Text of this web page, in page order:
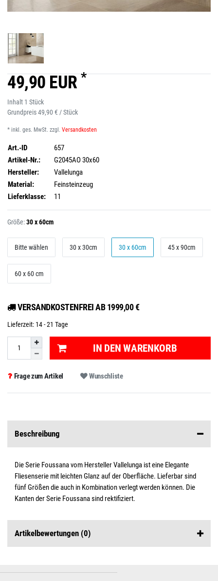
49,90 EUR *
Inhalt 1 Stück
Grundpreis49,90 € / Stück
* inkl. ges. MwSt. zzgl. Versandkosten
Art.-ID
657
Artikel-Nr.:
G2045AO 30x60
Hersteller:
Vallelunga
Material:
Feinsteinzeug
Lieferklasse:
11
Größe:30 x 60cm
Bitte wählen 30 x 30cm 30 x 60cm 45 x 90cm
60 x 60 cm
VERSANDKOSTENFREI AB 1999,00 €
Lieferzeit: 14 - 21 Tage
IN DEN WARENKORB
Frage zum Artikel Wunschliste
Beschreibung
Die Serie Foussana vom Hersteller Vallelunga ist eine Elegante
Fliesenserie mit leichten Glanz auf der Oberfläche. Lieferbar sind
fünf Größen die auch in Kombination verlegt werden können. Die
Kanten der Serie Foussana sind rektifiziert.
Artikelbewertungen (0)